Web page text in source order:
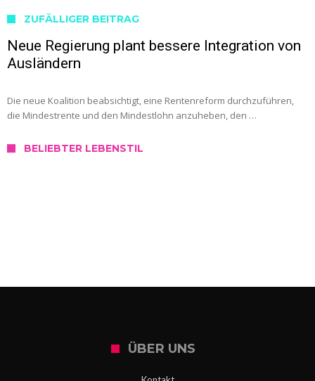
ZUFÄLLIGER BEITRAG
Neue Regierung plant bessere Integration von
Ausländern
Die neue Koalition beabsichtigt, eine Rentenreform durchzuführen,
die Mindestrente und den Mindestlohn anzuheben, den …
BELIEBTER LEBENSTIL
ÜBER UNS